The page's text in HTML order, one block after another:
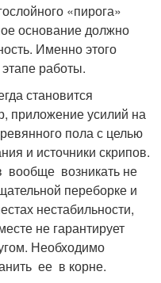
«пирога»
основание должно
Именно этого
работы.
становится
приложение усилий на
пола с целью
и источники скрипов.
вообще возникать не
переборке и
нестабильности,
не гарантирует
Необходимо
ее в корне.